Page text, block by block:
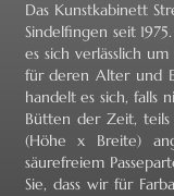
Das Kunstkabinett
Sindelfingen seit
es sich verlässlich
für deren Alter und
handelt es sich, falls
Bütten der Zeit,
(Höhe x Breite)
säurefreiem
Sie, dass wir für